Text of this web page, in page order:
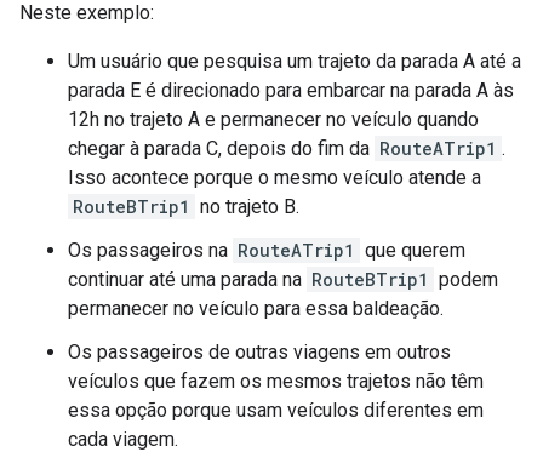
Neste exemplo:
Um usuário que pesquisa um trajeto da parada A até a
parada E é direcionado para embarcar na parada A às
12h no trajeto A e permanecer no veículo quando
chegar à parada C, depois do fim da RouteATrip1 .
Isso acontece porque o mesmo veículo atende a
RouteBTrip1 no trajeto B.
Os passageiros na RouteATrip1 que querem
continuar até uma parada na RouteBTrip1 podem
permanecer no veículo para essa baldeação.
Os passageiros de outras viagens em outros
veículos que fazem os mesmos trajetos não têm
essa opção porque usam veículos diferentes em
cada viagem.